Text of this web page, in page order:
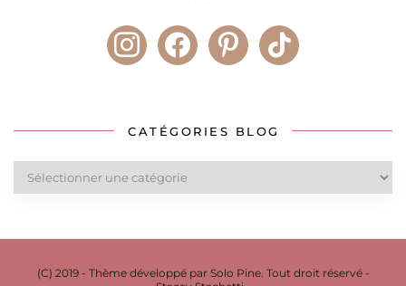
instagramfacebookpinteresttiktok
CATÉGORIES BLOG
Catégories
blog
(C) 2019 - Thème développé par Solo Pine. Tout droit réservé -